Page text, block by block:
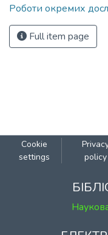
Роботи окремих
Full item page
Cookie
settings
policy